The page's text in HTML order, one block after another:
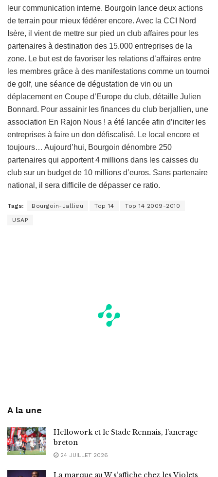
leur communication interne. Bourgoin lance deux actions
de terrain pour mieux fédérer encore. Avec la CCI Nord
Isère, il vient de mettre sur pied un club affaires pour les
partenaires à destination des 15.000 entreprises de la
zone. Le but est de favoriser les relations d’affaires entre
les membres grâce à des manifestations comme un tournoi
de golf, une séance de dégustation de vin ou un
déplacement en Coupe d’Europe du club, détaille Julien
Bonnard. Pour assainir les finances du club berjallien, une
association En Rajon Nous ! a été lancée afin d’inciter les
entreprises à faire un don défiscalisé. Le local encore et
toujours… Aujourd’hui, Bourgoin dénombre 250
partenaires qui apportent 4 millions dans les caisses du
club sur un budget de 10 millions d’euros. Sans partenaire
national, il sera difficile de dépasser ce ratio.
Tags: Bourgoin-Jallieu Top 14 Top 14 2009-2010
USAP
A la une
Hellowork et le Stade Rennais, l’ancrage
breton
24 JUILLET 2026
La marque au W s’affiche chez les Violets